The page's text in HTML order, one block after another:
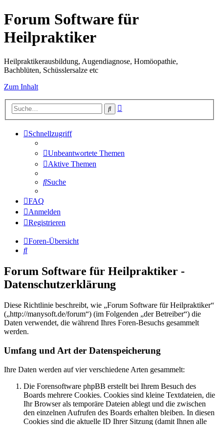
Forum Software für
Heilpraktiker
Heilpraktikerausbildung, Augendiagnose, Homöopathie,
Bachblüten, Schüsslersalze etc
Zum Inhalt
Suche
Schnellzugriff
Unbeantwortete Themen
Aktive Themen
Suche
FAQ
Anmelden
Registrieren
Foren-Übersicht
Suche
Forum Software für Heilpraktiker -
Datenschutzerklärung
Diese Richtlinie beschreibt, wie „Forum Software für Heilpraktiker“
(„http://manysoft.de/forum“) (im Folgenden „der Betreiber“) die
Daten verwendet, die während Ihres Foren-Besuchs gesammelt
werden.
Umfang und Art der Datenspeicherung
Ihre Daten werden auf vier verschiedene Arten gesammelt:
Die Forensoftware phpBB erstellt bei Ihrem Besuch des
Boards mehrere Cookies. Cookies sind kleine Textdateien, die
Ihr Browser als temporäre Dateien ablegt und die zwischen
den einzelnen Aufrufen des Boards erhalten bleiben. In diesen
Cookies sind die aktuelle ID Ihrer Sitzung (damit Ihnen alle